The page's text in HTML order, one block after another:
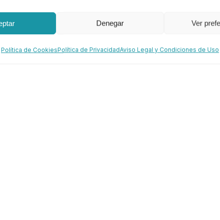
Denegar Ver
Política de CookiesPolítica de PrivacidadAviso Legal y Condiciones de Uso